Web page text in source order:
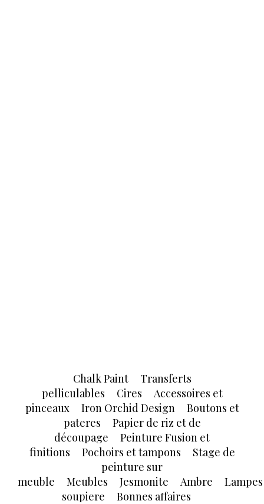
Chalk Paint
Transferts
pelliculables
Cires
Accessoires et
pinceaux
Iron Orchid Design
Boutons et
pateres
Papier de riz et de
découpage
Peinture Fusion et
finitions
Pochoirs et tampons
Stage de
peinture sur
meuble
Meubles Jesmonite Ambre
Lampes
soupiere
Bonnes affaires